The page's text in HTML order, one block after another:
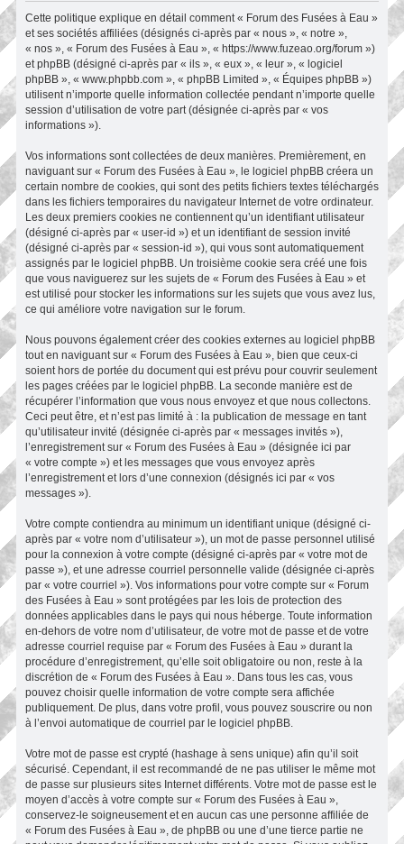
Cette politique explique en détail comment « Forum des Fusées à Eau »
et ses sociétés affiliées (désignés ci-après par « nous », « notre »,
« nos », « Forum des Fusées à Eau », « https://www.fuzeao.org/forum »)
et phpBB (désigné ci-après par « ils », « eux », « leur », « logiciel
phpBB », « www.phpbb.com », « phpBB Limited », « Équipes phpBB »)
utilisent n’importe quelle information collectée pendant n’importe quelle
session d’utilisation de votre part (désignée ci-après par « vos
informations »).
Vos informations sont collectées de deux manières. Premièrement, en
naviguant sur « Forum des Fusées à Eau », le logiciel phpBB créera un
certain nombre de cookies, qui sont des petits fichiers textes téléchargés
dans les fichiers temporaires du navigateur Internet de votre ordinateur.
Les deux premiers cookies ne contiennent qu’un identifiant utilisateur
(désigné ci-après par « user-id ») et un identifiant de session invité
(désigné ci-après par « session-id »), qui vous sont automatiquement
assignés par le logiciel phpBB. Un troisième cookie sera créé une fois
que vous naviguerez sur les sujets de « Forum des Fusées à Eau » et
est utilisé pour stocker les informations sur les sujets que vous avez lus,
ce qui améliore votre navigation sur le forum.
Nous pouvons également créer des cookies externes au logiciel phpBB
tout en naviguant sur « Forum des Fusées à Eau », bien que ceux-ci
soient hors de portée du document qui est prévu pour couvrir seulement
les pages créées par le logiciel phpBB. La seconde manière est de
récupérer l’information que vous nous envoyez et que nous collectons.
Ceci peut être, et n’est pas limité à : la publication de message en tant
qu’utilisateur invité (désignée ci-après par « messages invités »),
l’enregistrement sur « Forum des Fusées à Eau » (désignée ici par
« votre compte ») et les messages que vous envoyez après
l’enregistrement et lors d’une connexion (désignés ici par « vos
messages »).
Votre compte contiendra au minimum un identifiant unique (désigné ci-
après par « votre nom d’utilisateur »), un mot de passe personnel utilisé
pour la connexion à votre compte (désigné ci-après par « votre mot de
passe »), et une adresse courriel personnelle valide (désignée ci-après
par « votre courriel »). Vos informations pour votre compte sur « Forum
des Fusées à Eau » sont protégées par les lois de protection des
données applicables dans le pays qui nous héberge. Toute information
en-dehors de votre nom d’utilisateur, de votre mot de passe et de votre
adresse courriel requise par « Forum des Fusées à Eau » durant la
procédure d’enregistrement, qu’elle soit obligatoire ou non, reste à la
discrétion de « Forum des Fusées à Eau ». Dans tous les cas, vous
pouvez choisir quelle information de votre compte sera affichée
publiquement. De plus, dans votre profil, vous pouvez souscrire ou non
à l’envoi automatique de courriel par le logiciel phpBB.
Votre mot de passe est crypté (hashage à sens unique) afin qu’il soit
sécurisé. Cependant, il est recommandé de ne pas utiliser le même mot
de passe sur plusieurs sites Internet différents. Votre mot de passe est le
moyen d’accès à votre compte sur « Forum des Fusées à Eau »,
conservez-le soigneusement et en aucun cas une personne affiliée de
« Forum des Fusées à Eau », de phpBB ou une d’une tierce partie ne